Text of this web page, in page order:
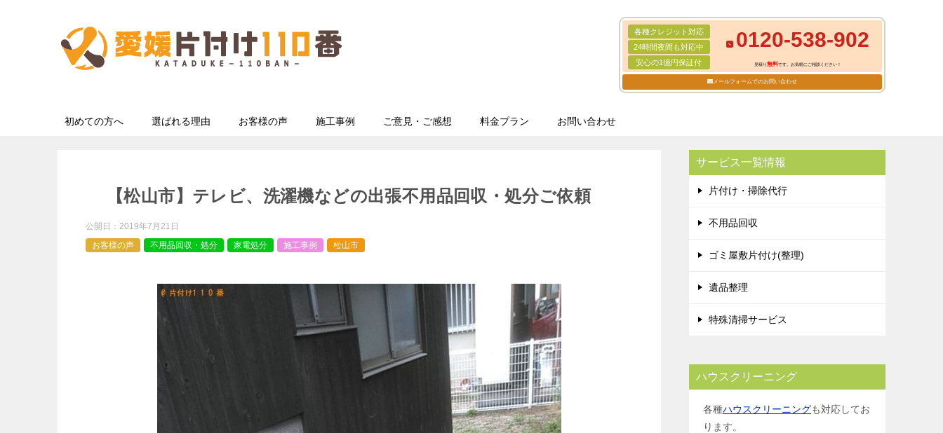
各種クレジット対応
24時間夜間も対応中
安心の1億円保証付
0120-538-902
見積り無料です。お気軽にご相談ください！
メールフォームでのお問い合わせ
初めての方へ 選ばれる理由 お客様の声 施工事例 ご意見・ご感想 料金プラン お問い合わせ
【松山市】テレビ、洗濯機などの出張不用品回収・処分ご依頼
公開日： 2019年7月21日
お客様の声
不用品回収・処分 家電処分 施工事例 松山市
サービス一覧情報
片付け・掃除代行
不用品回収
ゴミ屋敷片付け(整理)
遺品整理
特殊清掃サービス
ハウスクリーニング
各種ハウスクリーニングも対応してお
ります。